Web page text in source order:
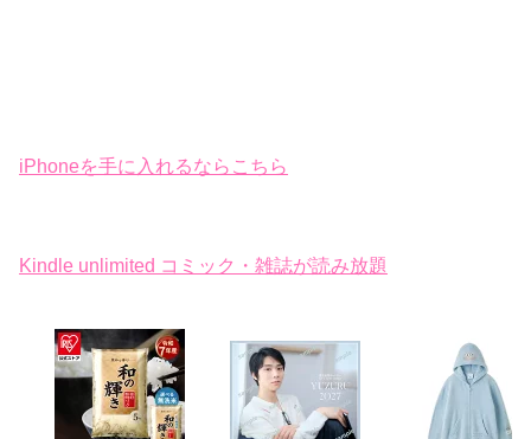
iPhoneを手に入れるならこちら
Kindle unlimited コミック・雑誌が読み放題